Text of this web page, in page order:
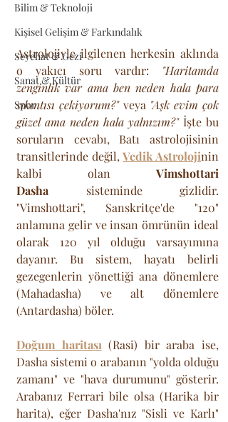
Bilim & Teknoloji
Kişisel Gelişim & Farkındalık
Seyehat & Gezi
Sanat & Kültür
Spor
Astrolojiyle ilgilenen herkesin aklında
o yakıcı soru vardır: "Haritamda
zenginlik var ama ben neden hala para
sıkıntısı çekiyorum?" veya "Aşk evim çok
güzel ama neden hala yalnızım?" İşte bu
soruların cevabı, Batı astrolojisinin
transitlerinde değil, Vedik Astrolojinin
kalbi olan Vimshottari
Dasha sisteminde gizlidir.
"Vimshottari", Sanskritçe'de "120"
anlamına gelir ve insan ömrünün ideal
olarak 120 yıl olduğu varsayımına
dayanır. Bu sistem, hayatı belirli
gezegenlerin yönettiği ana dönemlere
(Mahadasha) ve alt dönemlere
(Antardasha) böler.
Doğum haritası (Rasi) bir araba ise,
Dasha sistemi o arabanın "yolda olduğu
zamanı" ve "hava durumunu" gösterir.
Arabanız Ferrari bile olsa (Harika bir
harita), eğer Dasha'nız "Sisli ve Karlı"